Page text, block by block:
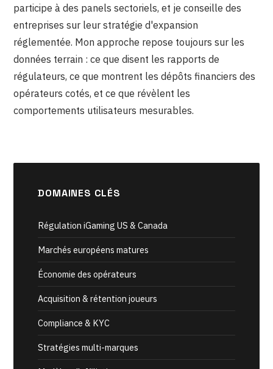
participe à des panels sectoriels, et je conseille des
entreprises sur leur stratégie d'expansion
réglementée. Mon approche repose toujours sur les
données terrain : ce que disent les rapports de
régulateurs, ce que montrent les dépôts financiers des
opérateurs cotés, et ce que révèlent les
comportements utilisateurs mesurables.
DOMAINES CLÉS
Régulation iGaming US & Canada
Marchés européens matures
Économie des opérateurs
Acquisition & rétention joueurs
Compliance & KYC
Stratégies multi-marques